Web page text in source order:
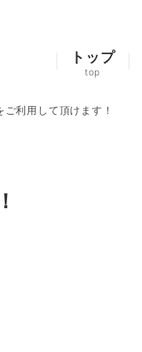
トップ
top
ご利用して頂けます！